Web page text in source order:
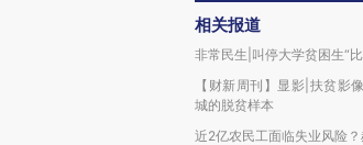
相关报道
非常民生|叫停大学贫困生“
【财新周刊】显影|扶贫
城的脱贫样本
近2亿农民工面临失业风险